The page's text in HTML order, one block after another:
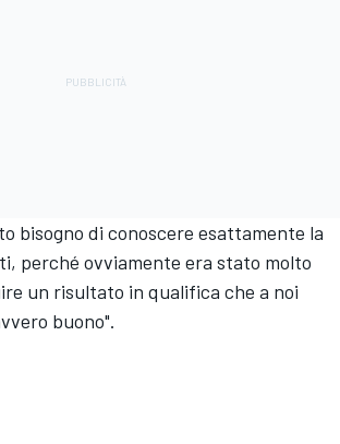
bisogno di conoscere esattamente la
perché ovviamente era stato molto
un risultato in qualifica che a noi
buono".